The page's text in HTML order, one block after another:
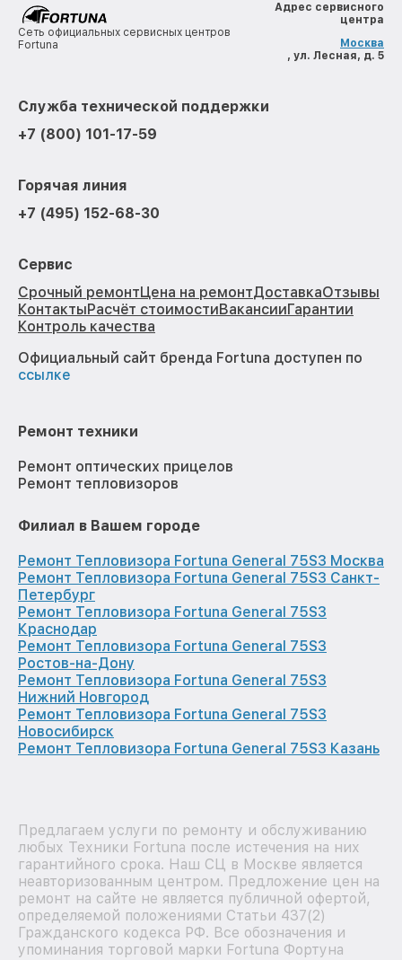
Сеть официальных сервисных центров
Fortuna
Адрес сервисного
центра
Москва
, ул. Лесная, д. 5
Служба технической поддержки
+7 (800) 101-17-59
Горячая линия
+7 (495) 152-68-30
Сервис
Срочный ремонтЦена на ремонтДоставкаОтзывы
КонтактыРасчёт стоимостиВакансииГарантии
Контроль качества
Официальный сайт бренда Fortuna доступен по
ссылке
Ремонт техники
Ремонт оптических прицелов
Ремонт тепловизоров
Филиал в Вашем городе
Ремонт Тепловизора Fortuna General 75S3 Москва
Ремонт Тепловизора Fortuna General 75S3 Санкт-
Петербург
Ремонт Тепловизора Fortuna General 75S3
Краснодар
Ремонт Тепловизора Fortuna General 75S3
Ростов-на-Дону
Ремонт Тепловизора Fortuna General 75S3
Нижний Новгород
Ремонт Тепловизора Fortuna General 75S3
Новосибирск
Ремонт Тепловизора Fortuna General 75S3 Казань
Предлагаем услуги по ремонту и обслуживанию
любых Техники Fortuna после истечения на них
гарантийного срока. Наш СЦ в Москве является
неавторизованным центром. Предложение цен на
ремонт на сайте не является публичной офертой,
определяемой положениями Статьи 437(2)
Гражданского кодекса РФ. Все обозначения и
упоминания торговой марки Fortuna Фортуна